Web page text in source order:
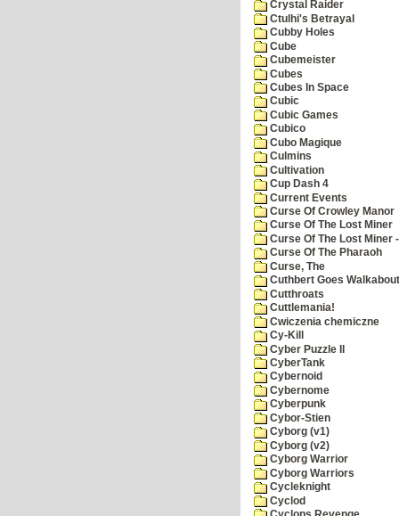
Crystal Raider
Ctulhi's Betrayal
Cubby Holes
Cube
Cubemeister
Cubes
Cubes In Space
Cubic
Cubic Games
Cubico
Cubo Magique
Culmins
Cultivation
Cup Dash 4
Current Events
Curse Of Crowley Manor
Curse Of The Lost Miner
Curse Of The Lost Miner
Curse Of The Pharaoh
Curse, The
Cuthbert Goes Walkabout
Cutthroats
Cuttlemania!
Cwiczenia chemiczne
Cy-Kill
Cyber Puzzle II
CyberTank
Cybernoid
Cybernome
Cyberpunk
Cybor-Stien
Cyborg (v1)
Cyborg (v2)
Cyborg Warrior
Cyborg Warriors
Cycleknight
Cyclod